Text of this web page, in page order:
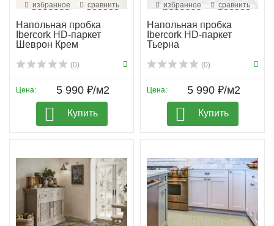
избранное сравнить
Напольная пробка
Ibercork HD-паркет
Шеврон Крем
(0)
Цена: 5 990 ₽/м2
Купить
избранное сравнить
Напольная пробка
Ibercork HD-паркет
Тьерна
(0)
Цена: 5 990 ₽/м2
Купить